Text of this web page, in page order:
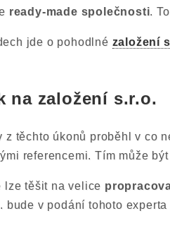
ready-made společnosti.
jde o pohodlné založení
na založení s.r.o.
z těchto úkonů proběhl v co
referencemi. Tím může
lze těšit na velice
bude v podání tohoto